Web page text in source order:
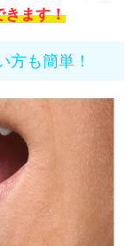
きます！
方も簡単！